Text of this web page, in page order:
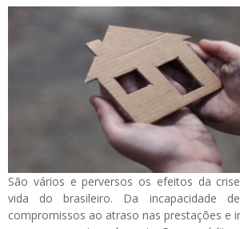
São vários e perversos os efeitos da
vida do brasileiro. Da incapacidade
compromissos ao atraso nas prestações e